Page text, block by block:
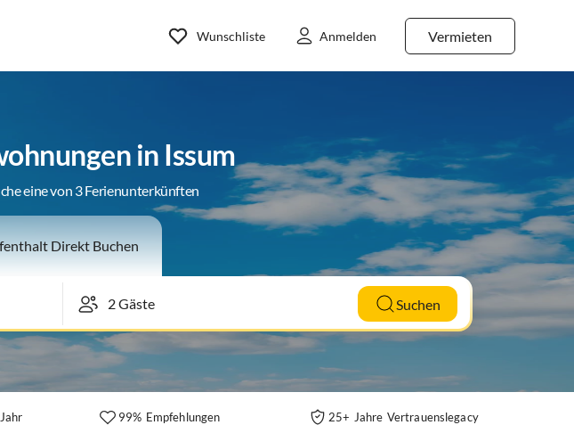
Vermieten
Wunschliste Anmelden
in Issum
eine von 3 Ferienunterkünften
Direkt Buchen
Suchen
99% Empfehlungen 25+ Jahre Vertrauenslegacy